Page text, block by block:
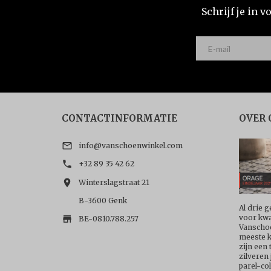
Schrijf je in
CONTACTINFORMATIE
 info@vanschoenwinkel.com
 +32 89 35 42 62
 Winterslagstraat 21
B-3600 Genk
 BE-0810.788.257
OVER
Al drie
voor
meeste
zijn een
zilveren
parel-